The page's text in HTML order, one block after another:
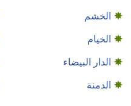
الخشم
الخيام
الدار البيضاء
الدمنة